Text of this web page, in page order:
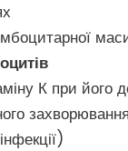
К при його